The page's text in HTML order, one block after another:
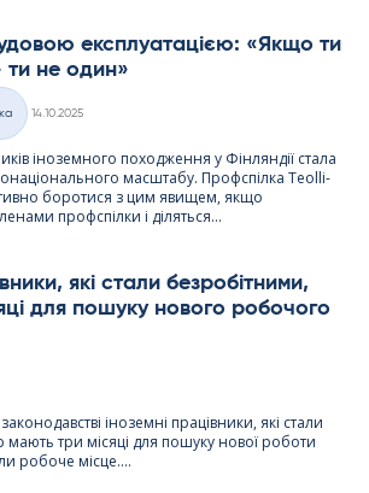
експлуатацією: «Якщо ти
ти не один»
14.10.2025
іноземного походження у Фінляндії стала
масштабу. Профспілка Teol­li­
боротися з цим явищем, якщо
профспілки і діляться...
які стали безробітними,
для пошуку нового робочого
іноземні працівники, які стали
мають три місяці для пошуку нової роботи
робоче місце....